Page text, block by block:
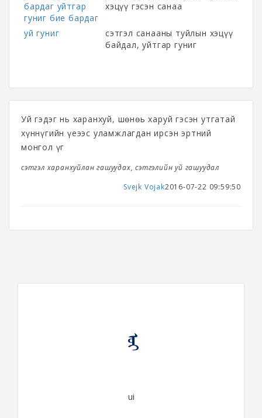
бардаг уйтгар
гуниг бие бардаг
хэцүү гэсэн санаа
уй гуниг
сэтгэл санааны туйлын хэцүү
байдал, уйтгар гуниг
Уй гэдэг нь харанхуй, шөнөь харуй гэсэн утгатай
хүннүгийн үеээс уламжлагдан ирсэн эртний
монгол үг
сэтгэл харанхуйлан гашуудах, сэтгэлийн уй гашуудал
Svejk Vojak2016-07-22 09:59:50
ᠤᠶ
ui